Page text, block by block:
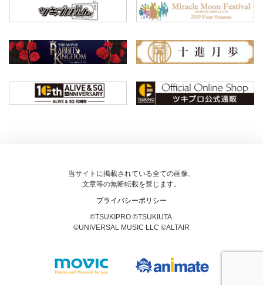
当サイトに掲載されている全ての画像、
文章等の無断転載を禁じます。
プライバシーポリシー
©TSUKIPRO ©TSUKIUTA.
©UNIVERSAL MUSIC LLC ©ALTAIR